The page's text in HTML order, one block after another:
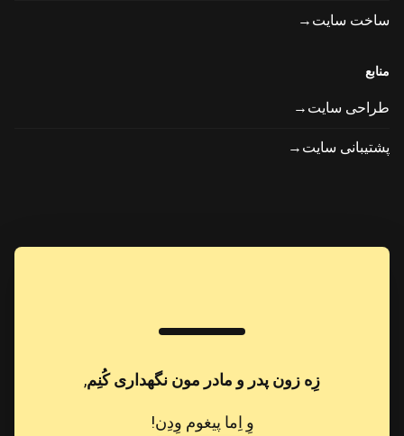
ساخت سایت→
منابع
طراحی سایت→
پشتیبانی سایت→
زِه زون پدر و مادر مون نگهداری کُنِم,
وِ اِما پیغوم وِدِن!